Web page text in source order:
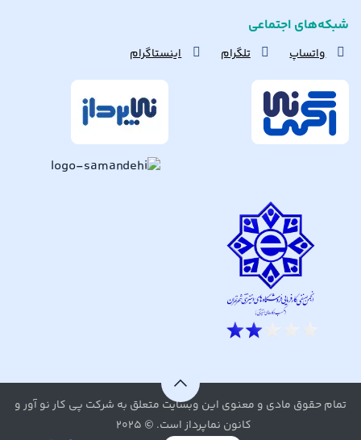
شبکه‌های اجتماعی
واتساپ تلگرام اینستاگرام
تمام حقوق مادی و معنوی این وبسایت متعلق به شرکت پی کار نو آور و
کانون نماپرداز است. © ۲۰۲۵